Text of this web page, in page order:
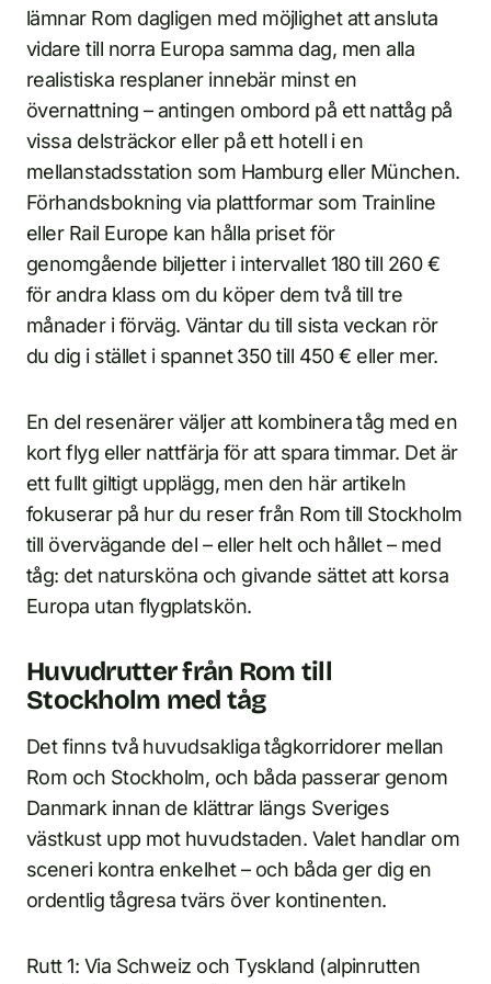
lämnar Rom dagligen med möjlighet att ansluta
vidare till norra Europa samma dag, men alla
realistiska resplaner innebär minst en
övernattning – antingen ombord på ett nattåg på
vissa delsträckor eller på ett hotell i en
mellanstadsstation som Hamburg eller München.
Förhandsbokning via plattformar som Trainline
eller Rail Europe kan hålla priset för
genomgående biljetter i intervallet 180 till 260 €
för andra klass om du köper dem två till tre
månader i förväg. Väntar du till sista veckan rör
du dig i stället i spannet 350 till 450 € eller mer.
En del resenärer väljer att kombinera tåg med en
kort flyg eller nattfärja för att spara timmar. Det är
ett fullt giltigt upplägg, men den här artikeln
fokuserar på hur du reser från Rom till Stockholm
till övervägande del – eller helt och hållet – med
tåg: det natursköna och givande sättet att korsa
Europa utan flygplatskön.
Huvudrutter från Rom till
Stockholm med tåg
Det finns två huvudsakliga tågkorridorer mellan
Rom och Stockholm, och båda passerar genom
Danmark innan de klättrar längs Sveriges
västkust upp mot huvudstaden. Valet handlar om
sceneri kontra enkelhet – och båda ger dig en
ordentlig tågresa tvärs över kontinenten.
Rutt 1: Via Schweiz och Tyskland (alpinrutten